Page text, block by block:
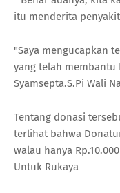
itu menderita
"Saya mengucapkan
yang telah membantu
Syamsepta.S.Pi Wali
Tentang donasi
terlihat bahwa
walau hanya
Untuk Rukaya